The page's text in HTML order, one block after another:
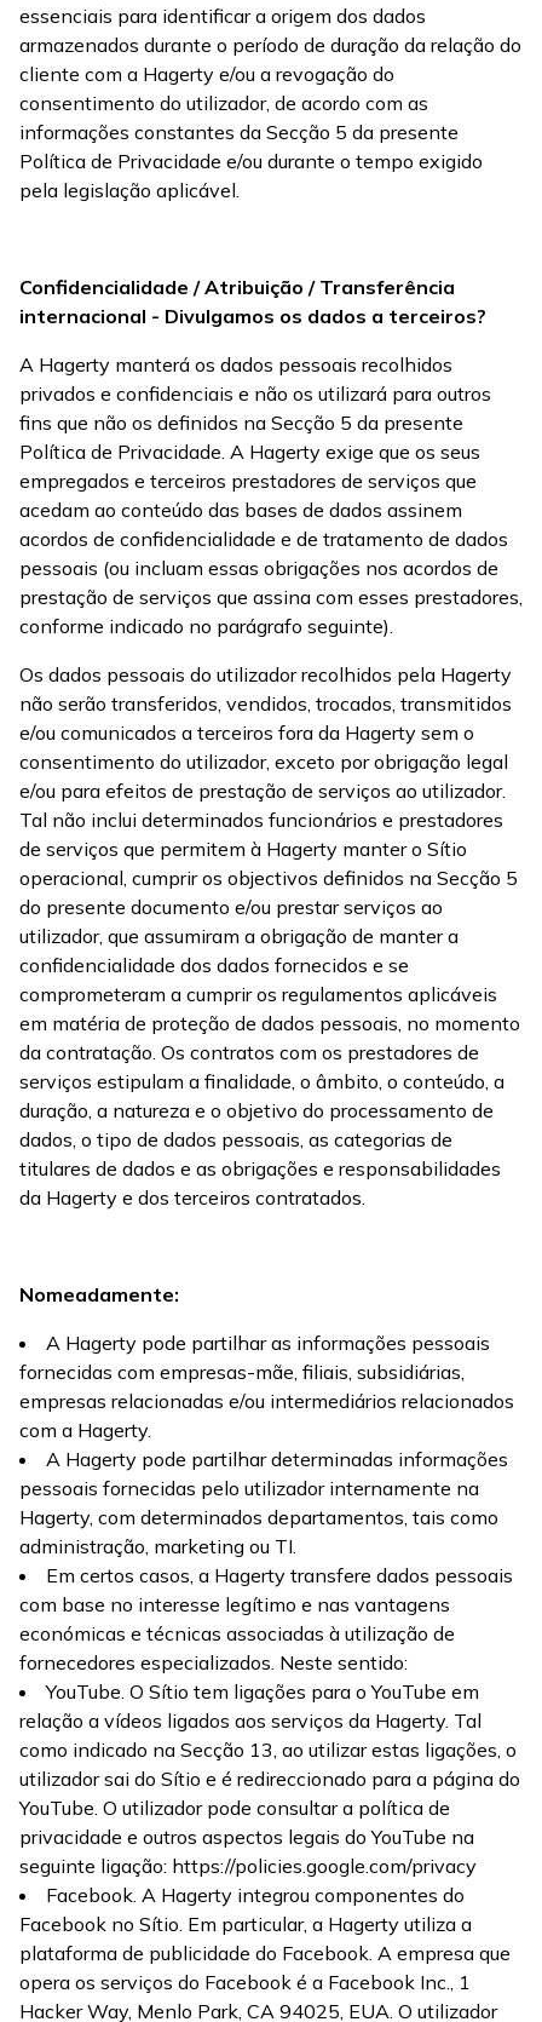
essenciais para identificar a origem dos dados
armazenados durante o período de duração da relação do
cliente com a Hagerty e/ou a revogação do
consentimento do utilizador, de acordo com as
informações constantes da Secção 5 da presente
Política de Privacidade e/ou durante o tempo exigido
pela legislação aplicável.
Confidencialidade / Atribuição / Transferência
internacional - Divulgamos os dados a terceiros?
A Hagerty manterá os dados pessoais recolhidos
privados e confidenciais e não os utilizará para outros
fins que não os definidos na Secção 5 da presente
Política de Privacidade. A Hagerty exige que os seus
empregados e terceiros prestadores de serviços que
acedam ao conteúdo das bases de dados assinem
acordos de confidencialidade e de tratamento de dados
pessoais (ou incluam essas obrigações nos acordos de
prestação de serviços que assina com esses prestadores,
conforme indicado no parágrafo seguinte).
Os dados pessoais do utilizador recolhidos pela Hagerty
não serão transferidos, vendidos, trocados, transmitidos
e/ou comunicados a terceiros fora da Hagerty sem o
consentimento do utilizador, exceto por obrigação legal
e/ou para efeitos de prestação de serviços ao utilizador.
Tal não inclui determinados funcionários e prestadores
de serviços que permitem à Hagerty manter o Sítio
operacional, cumprir os objectivos definidos na Secção 5
do presente documento e/ou prestar serviços ao
utilizador, que assumiram a obrigação de manter a
confidencialidade dos dados fornecidos e se
comprometeram a cumprir os regulamentos aplicáveis
em matéria de proteção de dados pessoais, no momento
da contratação. Os contratos com os prestadores de
serviços estipulam a finalidade, o âmbito, o conteúdo, a
duração, a natureza e o objetivo do processamento de
dados, o tipo de dados pessoais, as categorias de
titulares de dados e as obrigações e responsabilidades
da Hagerty e dos terceiros contratados.
Nomeadamente:
A Hagerty pode partilhar as informações pessoais
fornecidas com empresas-mãe, filiais, subsidiárias,
empresas relacionadas e/ou intermediários relacionados
com a Hagerty.
A Hagerty pode partilhar determinadas informações
pessoais fornecidas pelo utilizador internamente na
Hagerty, com determinados departamentos, tais como
administração, marketing ou TI.
Em certos casos, a Hagerty transfere dados pessoais
com base no interesse legítimo e nas vantagens
económicas e técnicas associadas à utilização de
fornecedores especializados. Neste sentido:
YouTube. O Sítio tem ligações para o YouTube em
relação a vídeos ligados aos serviços da Hagerty. Tal
como indicado na Secção 13, ao utilizar estas ligações, o
utilizador sai do Sítio e é redireccionado para a página do
YouTube. O utilizador pode consultar a política de
privacidade e outros aspectos legais do YouTube na
seguinte ligação: https://policies.google.com/privacy
Facebook. A Hagerty integrou componentes do
Facebook no Sítio. Em particular, a Hagerty utiliza a
plataforma de publicidade do Facebook. A empresa que
opera os serviços do Facebook é a Facebook Inc., 1
Hacker Way, Menlo Park, CA 94025, EUA. O utilizador